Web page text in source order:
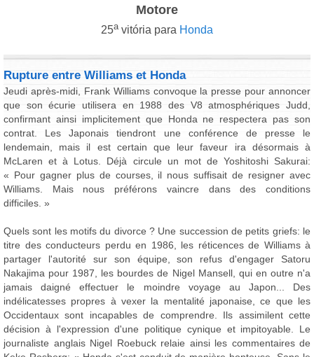
Motore
25avitória para Honda
Rupture entre Williams et Honda
Jeudi après-midi, Frank Williams convoque la presse pour annoncer
que son écurie utilisera en 1988 des V8 atmosphériques Judd,
confirmant ainsi implicitement que Honda ne respectera pas son
contrat. Les Japonais tiendront une conférence de presse le
lendemain, mais il est certain que leur faveur ira désormais à
McLaren et à Lotus. Déjà circule un mot de Yoshitoshi Sakurai:
« Pour gagner plus de courses, il nous suffisait de resigner avec
Williams. Mais nous préférons vaincre dans des conditions
difficiles. »
Quels sont les motifs du divorce ? Une succession de petits griefs: le
titre des conducteurs perdu en 1986, les réticences de Williams à
partager l'autorité sur son équipe, son refus d'engager Satoru
Nakajima pour 1987, les bourdes de Nigel Mansell, qui en outre n'a
jamais daigné effectuer le moindre voyage au Japon... Des
indélicatesses propres à vexer la mentalité japonaise, ce que les
Occidentaux sont incapables de comprendre. Ils assimilent cette
décision à l'expression d'une politique cynique et impitoyable. Le
journaliste anglais Nigel Roebuck relaie ainsi les commentaires de